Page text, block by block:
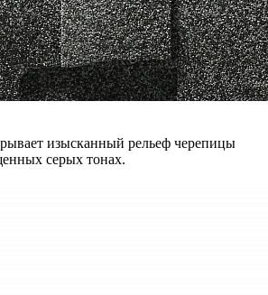
изысканный рельеф черепицы
серых тонах.